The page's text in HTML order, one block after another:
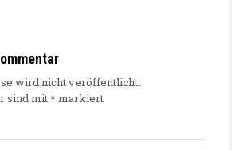
wird nicht veröffentlicht.
sind mit* markiert